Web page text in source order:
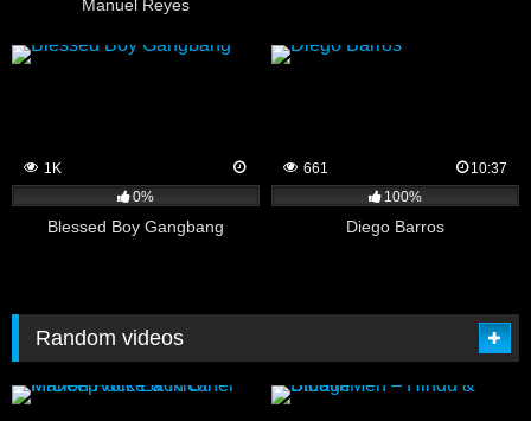
Manuel Reyes
1K
0%
Blessed Boy Gangbang
661
10:37
100%
Diego Barros
Random videos